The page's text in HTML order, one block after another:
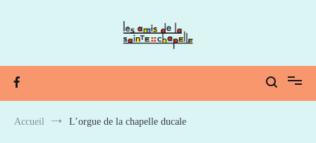
lesamisdelasaintechapelle.com
Accueil L’orgue de la chapelle ducale